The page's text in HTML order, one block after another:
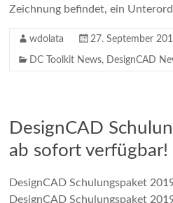
Zeichnung befindet, ein
wdolata 27. September
DC Toolkit News, DesignCAD
DesignCAD
ab sofort verfügbar!
DesignCAD Schulungspaket
DesignCAD Schulungspaket